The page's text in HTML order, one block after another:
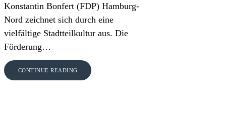
Konstantin Bonfert (FDP) Hamburg-
Nord zeichnet sich durch eine
vielfältige Stadtteilkultur aus. Die
Förderung…
CONTINUE READING